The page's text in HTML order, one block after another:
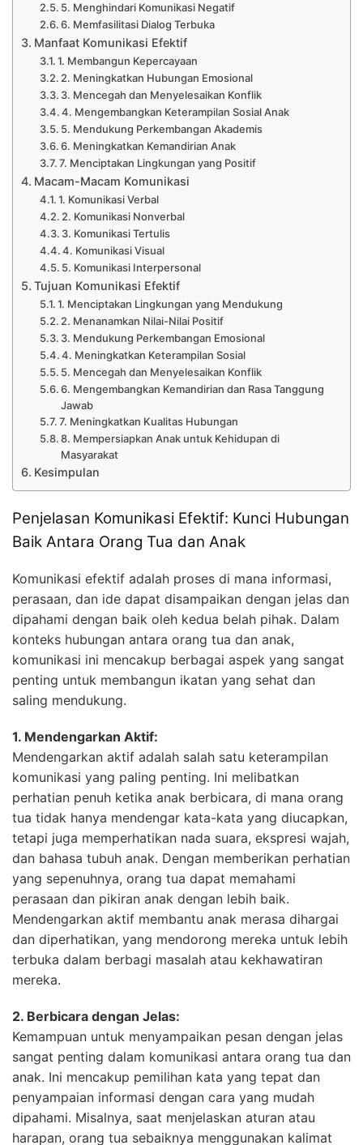
5. Menghindari Komunikasi Negatif
6. Memfasilitasi Dialog Terbuka
Manfaat Komunikasi Efektif
1. Membangun Kepercayaan
2. Meningkatkan Hubungan Emosional
3. Mencegah dan Menyelesaikan Konflik
4. Mengembangkan Keterampilan Sosial Anak
5. Mendukung Perkembangan Akademis
6. Meningkatkan Kemandirian Anak
7. Menciptakan Lingkungan yang Positif
Macam-Macam Komunikasi
1. Komunikasi Verbal
2. Komunikasi Nonverbal
3. Komunikasi Tertulis
4. Komunikasi Visual
5. Komunikasi Interpersonal
Tujuan Komunikasi Efektif
1. Menciptakan Lingkungan yang Mendukung
2. Menanamkan Nilai-Nilai Positif
3. Mendukung Perkembangan Emosional
4. Meningkatkan Keterampilan Sosial
5. Mencegah dan Menyelesaikan Konflik
6. Mengembangkan Kemandirian dan Rasa Tanggung
Jawab
7. Meningkatkan Kualitas Hubungan
8. Mempersiapkan Anak untuk Kehidupan di
Masyarakat
Kesimpulan
Penjelasan Komunikasi Efektif: Kunci Hubungan
Baik Antara Orang Tua dan Anak
Komunikasi efektif adalah proses di mana informasi,
perasaan, dan ide dapat disampaikan dengan jelas dan
dipahami dengan baik oleh kedua belah pihak. Dalam
konteks hubungan antara orang tua dan anak,
komunikasi ini mencakup berbagai aspek yang sangat
penting untuk membangun ikatan yang sehat dan
saling mendukung.
1. Mendengarkan Aktif:
Mendengarkan aktif adalah salah satu keterampilan
komunikasi yang paling penting. Ini melibatkan
perhatian penuh ketika anak berbicara, di mana orang
tua tidak hanya mendengar kata-kata yang diucapkan,
tetapi juga memperhatikan nada suara, ekspresi wajah,
dan bahasa tubuh anak. Dengan memberikan perhatian
yang sepenuhnya, orang tua dapat memahami
perasaan dan pikiran anak dengan lebih baik.
Mendengarkan aktif membantu anak merasa dihargai
dan diperhatikan, yang mendorong mereka untuk lebih
terbuka dalam berbagi masalah atau kekhawatiran
mereka.
2. Berbicara dengan Jelas:
Kemampuan untuk menyampaikan pesan dengan jelas
sangat penting dalam komunikasi antara orang tua dan
anak. Ini mencakup pemilihan kata yang tepat dan
penyampaian informasi dengan cara yang mudah
dipahami. Misalnya, saat menjelaskan aturan atau
harapan, orang tua sebaiknya menggunakan kalimat